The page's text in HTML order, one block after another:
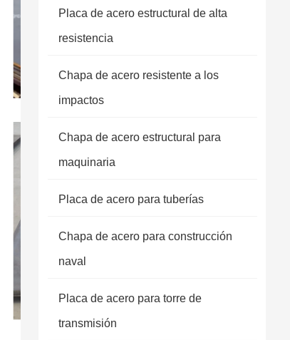
Placa de acero estructural de alta
resistencia
Chapa de acero resistente a los
impactos
Chapa de acero estructural para
maquinaria
Placa de acero para tuberías
Chapa de acero para construcción
naval
Placa de acero para torre de
transmisión